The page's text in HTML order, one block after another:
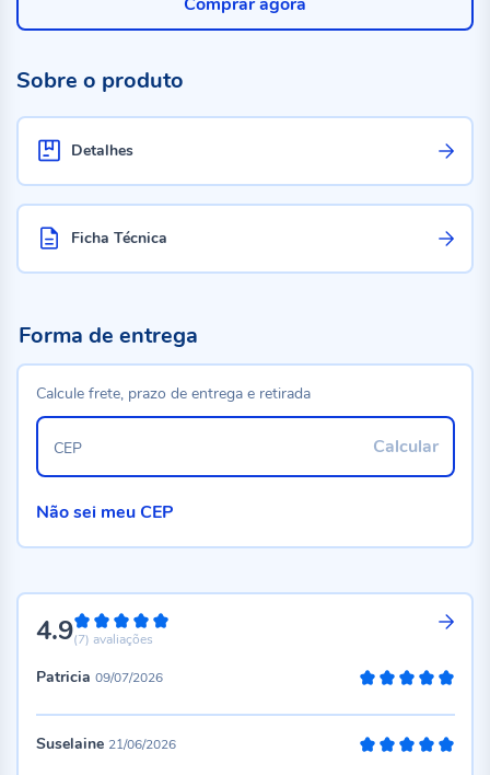
Sobre o produto
Detalhes
Ficha Técnica
4.998%
(7) avaliações
Patricia 09/07/2026
Suselaine 21/06/2026
Forma de entrega
Calcule frete, prazo de entrega e retirada
Calcular
CEP
Não sei meu CEP